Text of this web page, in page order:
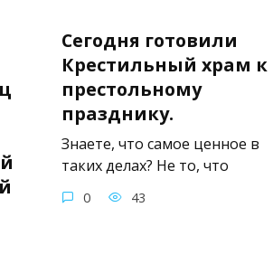
Сегодня готовили
Крестильный храм к
престольному
празднику.
Знаете, что самое ценное в
таких делах? Не то, что
0 43